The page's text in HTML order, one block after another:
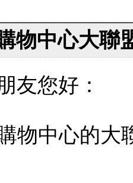
物中心大聯
友您好：
物中心的大